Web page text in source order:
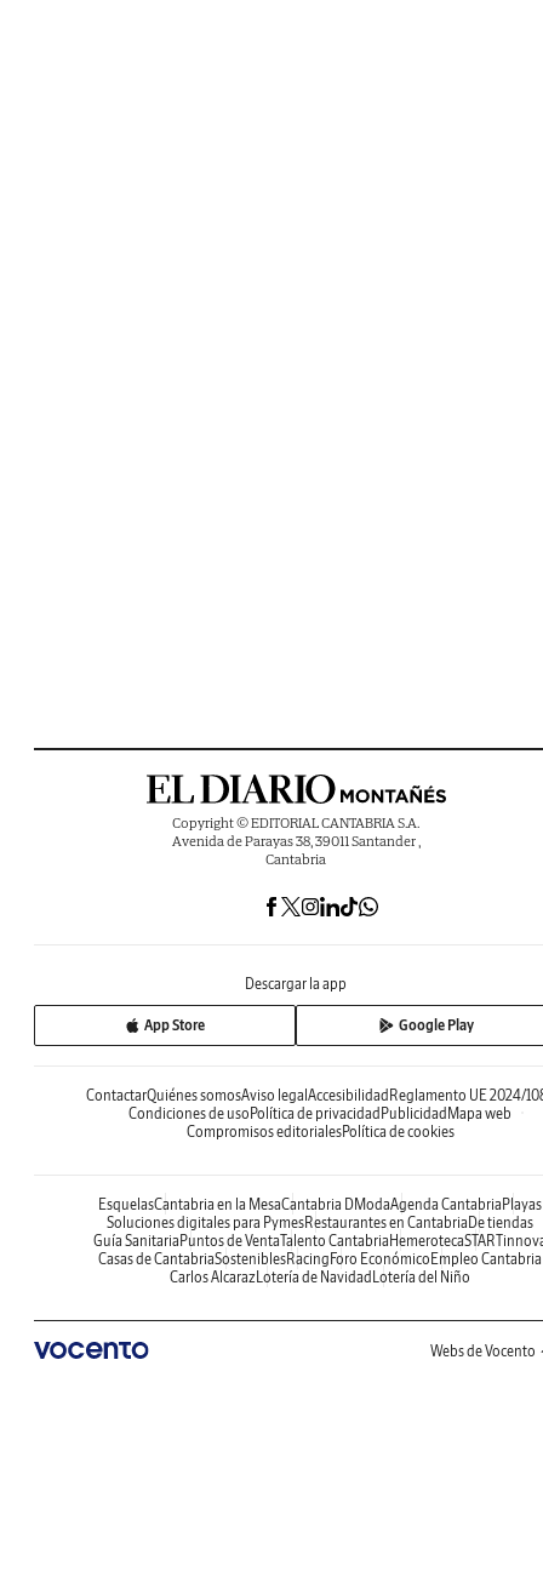
Copyright © EDITORIAL CANTABRIA S.A.
Avenida de Parayas 38, 39011 Santander ,
Cantabria
Descargar la app
App Store Google Play
ContactarQuiénes somosAviso legalAccesibilidadReglamento UE 2024/
Condiciones de usoPolítica de privacidadPublicidadMapa web
Compromisos editorialesPolítica de cookies
EsquelasCantabria en la MesaCantabria DModaAgenda CantabriaPlayas
Soluciones digitales para PymesRestaurantes en CantabriaDe tiendas
Guía SanitariaPuntos de VentaTalento CantabriaHemeroteca
Casas de CantabriaSosteniblesRacingForo EconómicoEmpleo Cantabria
Carlos AlcarazLotería de NavidadLotería del Niño
Webs de Vocento